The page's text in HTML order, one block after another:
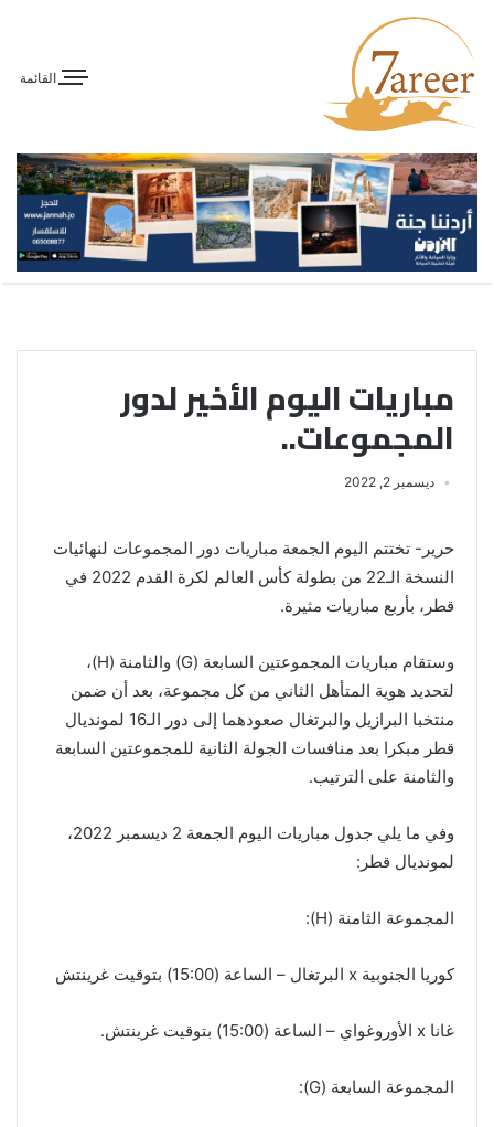
القائمة
مباريات اليوم الأخير لدور
المجموعات..
ديسمبر 2, 2022
حرير- تختتم اليوم الجمعة مباريات دور المجموعات لنهائيات
النسخة الـ22 من بطولة كأس العالم لكرة القدم 2022 في
قطر، بأربع مباريات مثيرة.
وستقام مباريات المجموعتين السابعة (G) والثامنة (H)،
لتحديد هوية المتأهل الثاني من كل مجموعة، بعد أن ضمن
منتخبا البرازيل والبرتغال صعودهما إلى دور الـ16 لمونديال
قطر مبكرا بعد منافسات الجولة الثانية للمجموعتين السابعة
والثامنة على الترتيب.
وفي ما يلي جدول مباريات اليوم الجمعة 2 ديسمبر 2022،
لمونديال قطر:
المجموعة الثامنة (H):
كوريا الجنوبية x البرتغال – الساعة (15:00) بتوقيت غرينتش
غانا x الأوروغواي – الساعة (15:00) بتوقيت غرينتش.
المجموعة السابعة (G):